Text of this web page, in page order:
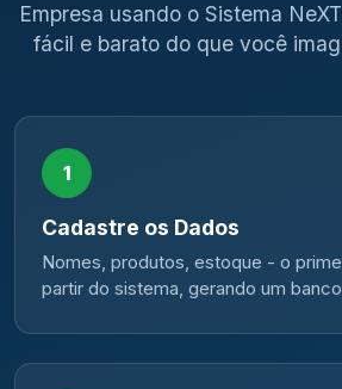
Empresa usando o Sistema
fácil e barato do que você
1
Cadastre os Dados
Nomes, produtos, estoque - o
partir do sistema, gerando um